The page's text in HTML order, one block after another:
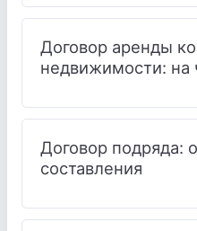
Договор аренды
недвижимости: на
Договор подряда:
составления